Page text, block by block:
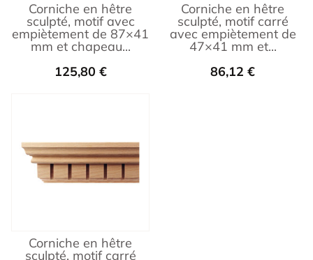
Corniche en hêtre
sculpté, motif avec
empiètement de 87×41
mm et chapeau...
125,80 €
Corniche en hêtre
sculpté, motif carré
avec empiètement de
47×41 mm et...
86,12 €
Corniche en hêtre
sculpté, motif carré